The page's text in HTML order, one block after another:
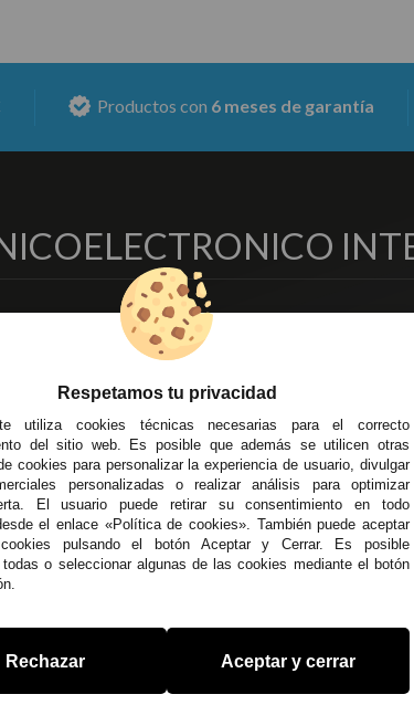
Productos con6 meses de garantía
ELECTRONICO
DELEGACIONES
Écija - Sevilla
Av. Plaza de Toros. Local 3
Córdoba
C/ Ingeniero Iribarren, 14
Alzira - Valencia
C/ Esplugues, 135
44 45 44 info@steielectronica.com
Respetamos tu privacidad
utiliza cookies técnicas necesarias para el correcto
del sitio web. Es posible que además se utilicen otras
cookies para personalizar la experiencia de usuario, divulgar
personalizadas o realizar análisis para optimizar
El usuario puede retirar su consentimiento en todo
el enlace «Política de cookies». También puede aceptar
pulsando el botón Aceptar y Cerrar. Es posible
todas o seleccionar algunas de las cookies mediante el botón
Rechazar Aceptar y cerrar